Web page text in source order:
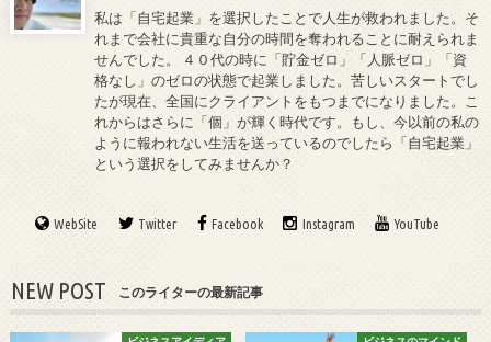
私は「自宅起業」を選択したことで人生が救われました。そ
れまで会社に貴重な自分の時間を奪われることに耐えられま
せんでした。 ４０代の時に「貯金ゼロ」「人脈ゼロ」「資
格なし」のゼロの状態で起業しました。苦しいスタートでし
たが現在、全国にクライアントをもつまでになりました。こ
れからはさらに「個」が輝く時代です。もし、今以前の私の
ように報われない生活を送っているのでしたら「自宅起業」
という選択をしてみませんか？
WebSite Twitter Facebook Instagram YouTube
NEW POST このライターの最新記事